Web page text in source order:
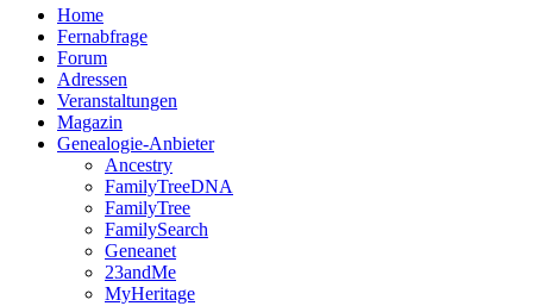
Home
Fernabfrage
Forum
Adressen
Veranstaltungen
Magazin
Genealogie-Anbieter
Ancestry
FamilyTreeDNA
FamilyTree
FamilySearch
Geneanet
23andMe
MyHeritage